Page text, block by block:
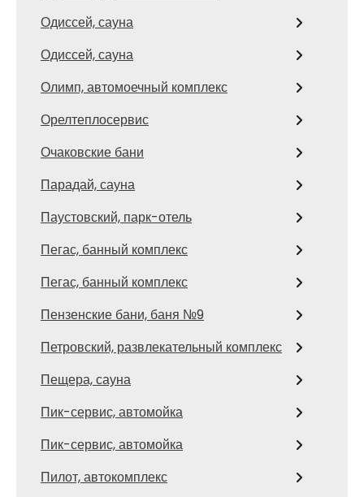
Одиссей, сауна
Одиссей, сауна
Олимп, автомоечный комплекс
Орелтеплосервис
Очаковские бани
Парадай, сауна
Паустовский, парк-отель
Пегас, банный комплекс
Пегас, банный комплекс
Пензенские бани, баня №9
Петровский, развлекательный комплекс
Пещера, сауна
Пик-сервис, автомойка
Пик-сервис, автомойка
Пилот, автокомплекс